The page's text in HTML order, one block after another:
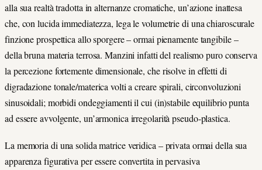
alla sua realtà tradotta in alternanze cromatiche, un’azione inattesa
che, con lucida immediatezza, lega le volumetrie di una chiaroscurale
finzione prospettica allo sporgere – ormai pienamente tangibile –
della bruna materia terrosa. Manzini infatti del realismo puro conserva
la percezione fortemente dimensionale, che risolve in effetti di
digradazione tonale/materica volti a creare spirali, circonvoluzioni
sinusoidali; morbidi ondeggiamenti il cui (in)stabile equilibrio punta
ad essere avvolgente, un’armonica irregolarità pseudo-plastica.
La memoria di una solida matrice veridica – privata ormai della sua
apparenza figurativa per essere convertita in pervasiva